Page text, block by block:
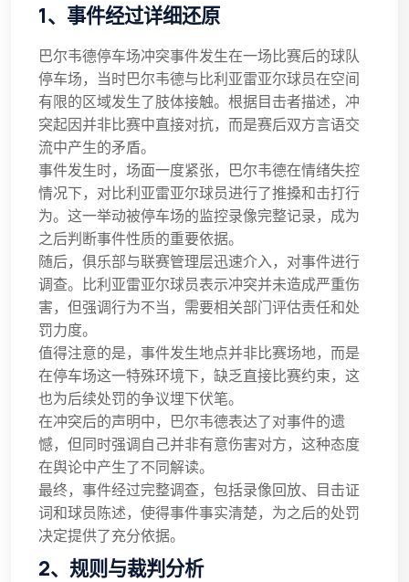
1、事件经过详细还原
巴尔韦德停车场冲突事件发生在一场比赛后的球队
停车场，当时巴尔韦德与比利亚雷亚尔球员在空间
有限的区域发生了肢体接触。根据目击者描述，冲
突起因并非比赛中直接对抗，而是赛后双方言语交
流中产生的矛盾。
事件发生时，场面一度紧张，巴尔韦德在情绪失控
情况下，对比利亚雷亚尔球员进行了推搡和击打行
为。这一举动被停车场的监控录像完整记录，成为
之后判断事件性质的重要依据。
随后，俱乐部与联赛管理层迅速介入，对事件进行
调查。比利亚雷亚尔球员表示冲突并未造成严重伤
害，但强调行为不当，需要相关部门评估责任和处
罚力度。
值得注意的是，事件发生地点并非比赛场地，而是
在停车场这一特殊环境下，缺乏直接比赛约束，这
也为后续处罚的争议埋下伏笔。
在冲突后的声明中，巴尔韦德表达了对事件的遗
憾，但同时强调自己并非有意伤害对方，这种态度
在舆论中产生了不同解读。
最终，事件经过完整调查，包括录像回放、目击证
词和球员陈述，使得事件事实清楚，为之后的处罚
决定提供了充分依据。
2、规则与裁判分析